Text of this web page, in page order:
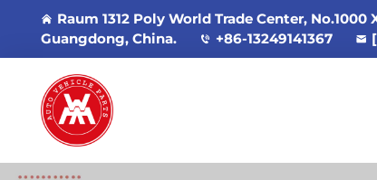
Raum 1312 Poly World Trade Center,
Guangdong, China.
+86-13249141367